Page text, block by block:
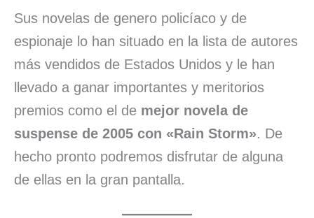
Sus novelas de genero policíaco y de
espionaje lo han situado en la lista de autores
más vendidos de Estados Unidos y le han
llevado a ganar importantes y meritorios
premios como el de mejor novela de
suspense de 2005 con «Rain Storm». De
hecho pronto podremos disfrutar de alguna
de ellas en la gran pantalla.